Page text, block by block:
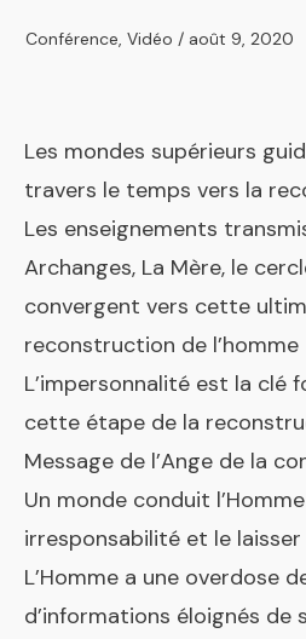
Conférence, Vidéo / août 9, 2020
Les mondes supérieurs
travers le temps vers la
Les enseignements
Archanges, La Mère, le
convergent vers cette
reconstruction de l’homme
L’impersonnalité est la clé
cette étape de la
Message de l’Ange de la
Un monde conduit
irresponsabilité et le laisser
L’Homme a une overdose
d’informations éloignés de